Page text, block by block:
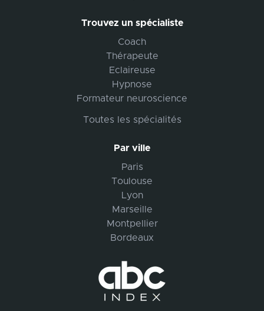
Trouvez un spécialiste
Coach
Thérapeute
Eclaireuse
Hypnose
Formateur neuroscience
Toutes les spécialités
Par ville
Paris
Toulouse
Lyon
Marseille
Montpellier
Bordeaux